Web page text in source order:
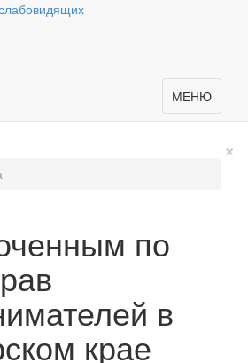
МЕНЮ
×
по
в
крае